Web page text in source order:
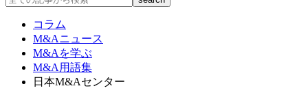
コラム
M&Aニュース
M&Aを学ぶ
M&A用語集
日本M&Aセンター